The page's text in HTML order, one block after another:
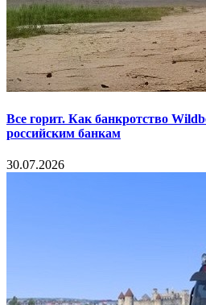
Все горит. Как банкротство
российским банкам
30.07.2026